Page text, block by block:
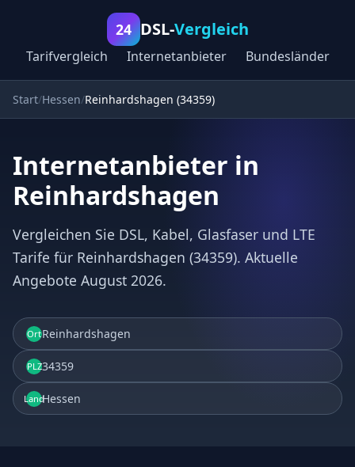
24 DSL-Vergleich
Tarifvergleich Internetanbieter Bundesländer
Start Hessen Reinhardshagen (34359)
Internetanbieter in
Reinhardshagen
Vergleichen Sie DSL, Kabel, Glasfaser und LTE
Tarife für Reinhardshagen (34359). Aktuelle
Angebote August 2026.
OrtReinhardshagen
PLZ34359
LandHessen